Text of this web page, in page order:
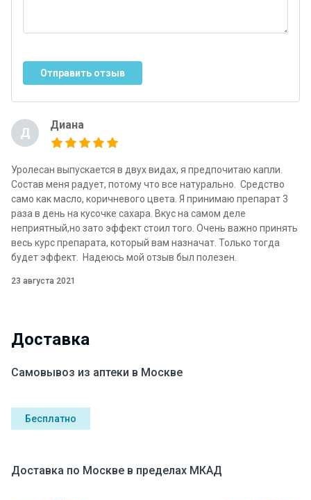
Отправить отзыв
Д
Диана
Уролесан выпускается в двух видах, я предпочитаю капли.
Состав меня радует, потому что все натурально. Средство
само как масло, коричневого цвета. Я принимаю препарат 3
раза в день на кусочке сахара. Вкус на самом деле
неприятный,но зато эффект стоил того. Очень важно принять
весь курс препарата, который вам назначат. Только тогда
будет эффект. Надеюсь мой отзыв был полезен.
23 августа 2021
Доставка
Самовывоз из аптеки в Москве
Бесплатно
Доставка по Москве в пределах МКАД